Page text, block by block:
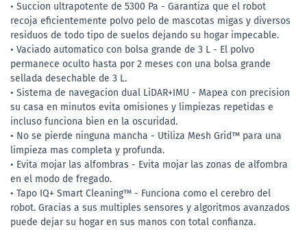
• Succion ultrapotente de 5300 Pa - Garantiza que el robot
recoja eficientemente polvo pelo de mascotas migas y diversos
residuos de todo tipo de suelos dejando su hogar impecable.
• Vaciado automatico con bolsa grande de 3 L - El polvo
permanece oculto hasta por 2 meses con una bolsa grande
sellada desechable de 3 L.
• Sistema de navegacion dual LiDAR+IMU - Mapea con precision
su casa en minutos evita omisiones y limpiezas repetidas e
incluso funciona bien en la oscuridad.
• No se pierde ninguna mancha - Utiliza Mesh Grid™ para una
limpieza mas completa y profunda.
• Evita mojar las alfombras - Evita mojar las zonas de alfombra
en el modo de fregado.
• Tapo IQ+ Smart Cleaning™ - Funciona como el cerebro del
robot. Gracias a sus multiples sensores y algoritmos avanzados
puede dejar su hogar en sus manos con total confianza.